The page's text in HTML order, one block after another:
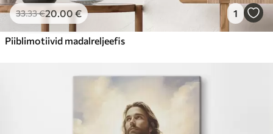
33.33€20.00 € 1
Piiblimotiivid madalreljeefis